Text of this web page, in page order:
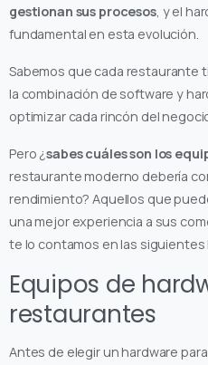
gestionan sus procesos, y el
fundamental en esta evolución.
Sabemos que cada restaurante
la combinación de software y
optimizar cada rincón del
Pero ¿sabes cuáles son los
restaurante moderno debería
rendimiento? Aquellos que
una mejor experiencia a sus
te lo contamos en las siguientes
Equipos de
restaurantes
Antes de elegir un hardware